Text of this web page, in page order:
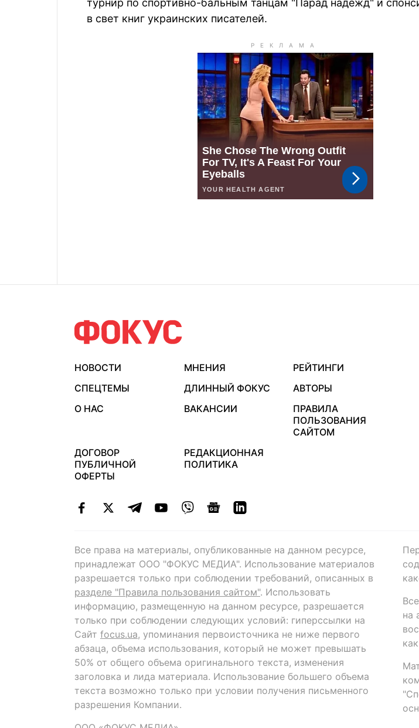
турнир по спортивно-бальным танцам "Парад надежд" и
в свет книг украинских писателей.
НОВОСТИ МНЕНИЯ
РЕЙТИНГИ
СПЕЦТЕМЫ
ДЛИННЫЙ ФОКУС
АВТОРЫ
О НАС
ВАКАНСИИ
ПРАВИЛА
ПОЛЬЗОВАНИЯ
САЙТОМ
ДОГОВОР
ПУБЛИЧНОЙ
ОФЕРТЫ
РЕДАКЦИОННАЯ
ПОЛИТИКА
Все права на материалы, опубликованные на данном ресурсе,
принадлежат ООО "ФОКУС МЕДИА". Использование материалов
разрешается только при соблюдении требований, описанных в
разделе "Правила пользования сайтом". Использовать
информацию, размещенную на данном ресурсе, разрешается
только при соблюдении следующих условий: гиперссылки на
Сайт focus.ua, упоминания первоисточника не ниже первого
абзаца, объема использования, который не может превышать
50% от общего объема оригинального текста, изменения
заголовка и лида материала. Использование большего объема
текста возможно только при условии получения письменного
разрешения Компании.
на